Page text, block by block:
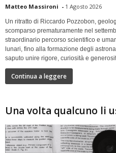
Matteo Massironi - 1 Agosto 2026
Un ritratto di Riccardo Pozzobon,
scomparso prematuramente nel
straordinario percorso scientifico e
lunari, fino alla formazione degli
saputo unire rigore, curiosità e
Continua a leggere
Una volta qualcuno li